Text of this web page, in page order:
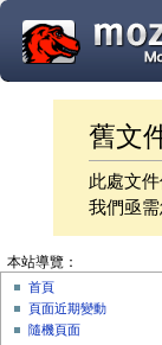
舊文
此處文
我們亟
本站導覽：
首頁
頁面近期變動
隨機頁面